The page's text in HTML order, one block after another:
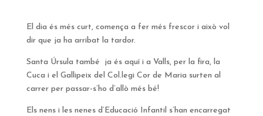
El dia és més curt, comença a fer més frescor i això vol
dir que ja ha arribat la tardor.
Santa Úrsula també ja és aquí i a Valls, per la fira, la
Cuca i el Gallipeix del Col.legi Cor de Maria surten al
carrer per passar-s’ho d’allò més bé!
Els nens i les nenes d’Educació Infantil s’han encarregat